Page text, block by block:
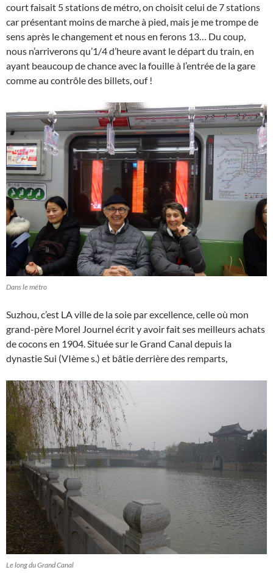
court faisait 5 stations de métro, on choisit celui de 7 stations
car présentant moins de marche à pied, mais je me trompe de
sens après le changement et nous en ferons 13… Du coup,
nous n’arriverons qu’1/4 d’heure avant le départ du train, en
ayant beaucoup de chance avec la fouille à l’entrée de la gare
comme au contrôle des billets, ouf !
Dans le métro
Suzhou, c’est LA ville de la soie par excellence, celle où mon
grand-père Morel Journel écrit y avoir fait ses meilleurs achats
de cocons en 1904. Située sur le Grand Canal depuis la
dynastie Sui (VIème s.) et bâtie derrière des remparts,
Le long du Grand Canal